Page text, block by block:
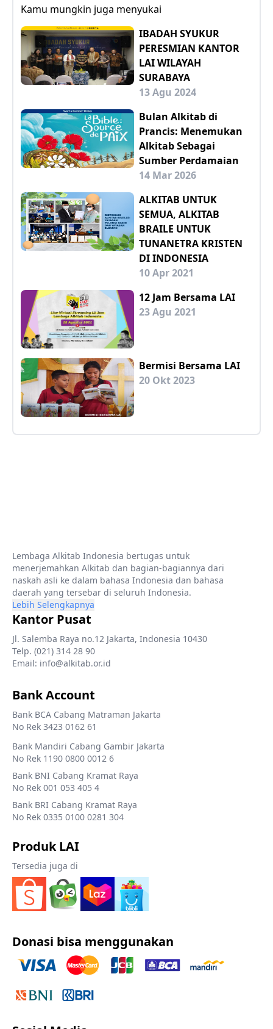
Kamu mungkin juga menyukai
IBADAH SYUKUR
PERESMIAN KANTOR
LAI WILAYAH
SURABAYA
13 Agu 2024
Bulan Alkitab di
Prancis: Menemukan
Alkitab Sebagai
Sumber Perdamaian
14 Mar 2026
ALKITAB UNTUK
SEMUA, ALKITAB
BRAILE UNTUK
TUNANETRA KRISTEN
DI INDONESIA
10 Apr 2021
12 Jam Bersama LAI
23 Agu 2021
Bermisi Bersama LAI
20 Okt 2023
Lembaga Alkitab Indonesia bertugas untuk
menerjemahkan Alkitab dan bagian-bagiannya dari
naskah asli ke dalam bahasa Indonesia dan bahasa
daerah yang tersebar di seluruh Indonesia.
Lebih Selengkapnya
Kantor Pusat
Jl. Salemba Raya no.12 Jakarta, Indonesia 10430
Telp. (021) 314 28 90
Email: info@alkitab.or.id
Bank Account
Bank BCA Cabang Matraman Jakarta
No Rek 3423 0162 61
Bank Mandiri Cabang Gambir Jakarta
No Rek 1190 0800 0012 6
Bank BNI Cabang Kramat Raya
No Rek 001 053 405 4
Bank BRI Cabang Kramat Raya
No Rek 0335 0100 0281 304
Produk LAI
Tersedia juga di
Donasi bisa menggunakan